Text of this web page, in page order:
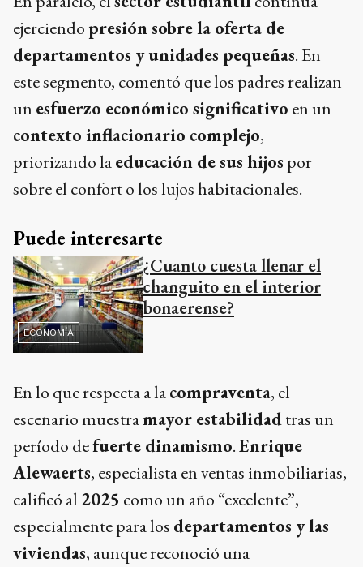
ejerciendo presión sobre la oferta de
departamentos y unidades pequeñas. En
este segmento, comentó que los padres realizan
un esfuerzo económico significativo en un
contexto inflacionario complejo,
priorizando laeducación de sus hijos por
sobre el confort o los lujos habitacionales.
Puede interesarte
ECONOMÍA
¿Cuanto cuesta llenar el
changuito en el interior
bonaerense?
En lo que respecta a lacompraventa, el
escenario muestramayor estabilidadtras un
período defuerte dinamismo.Enrique
Alewaerts, especialista en ventas inmobiliarias,
calificó al 2025 como un año “excelente”,
especialmente para los departamentos y las
viviendas, aunque reconoció una